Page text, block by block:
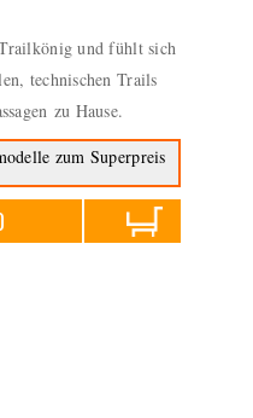
und fühlt sich
technischen Trails
zu Hause.
zum Superpreis